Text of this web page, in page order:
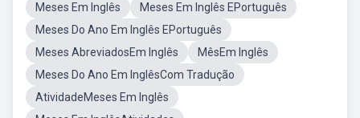
Meses Em Inglês
Meses Em Inglês EPortuguês
Meses Do Ano Em Inglês EPortuguês
Meses AbreviadosEm Inglês
MêsEm Inglês
Meses Do Ano Em InglêsCom Tradução
AtividadeMeses Em Inglês